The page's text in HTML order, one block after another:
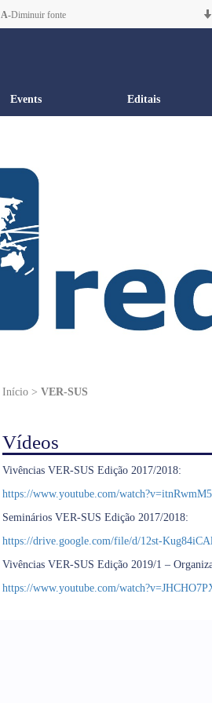
A-Diminuir fonte
Events Editais
Início > VER-SUS
Vídeos
Vivências VER-SUS Edição 2017/2018:
https://www.youtube.com/
Seminários VER-SUS Edição 2017/2018:
https://drive.google.com/file/d/12st-
Vivências VER-SUS Edição 2019/1 –
https://www.youtube.com/